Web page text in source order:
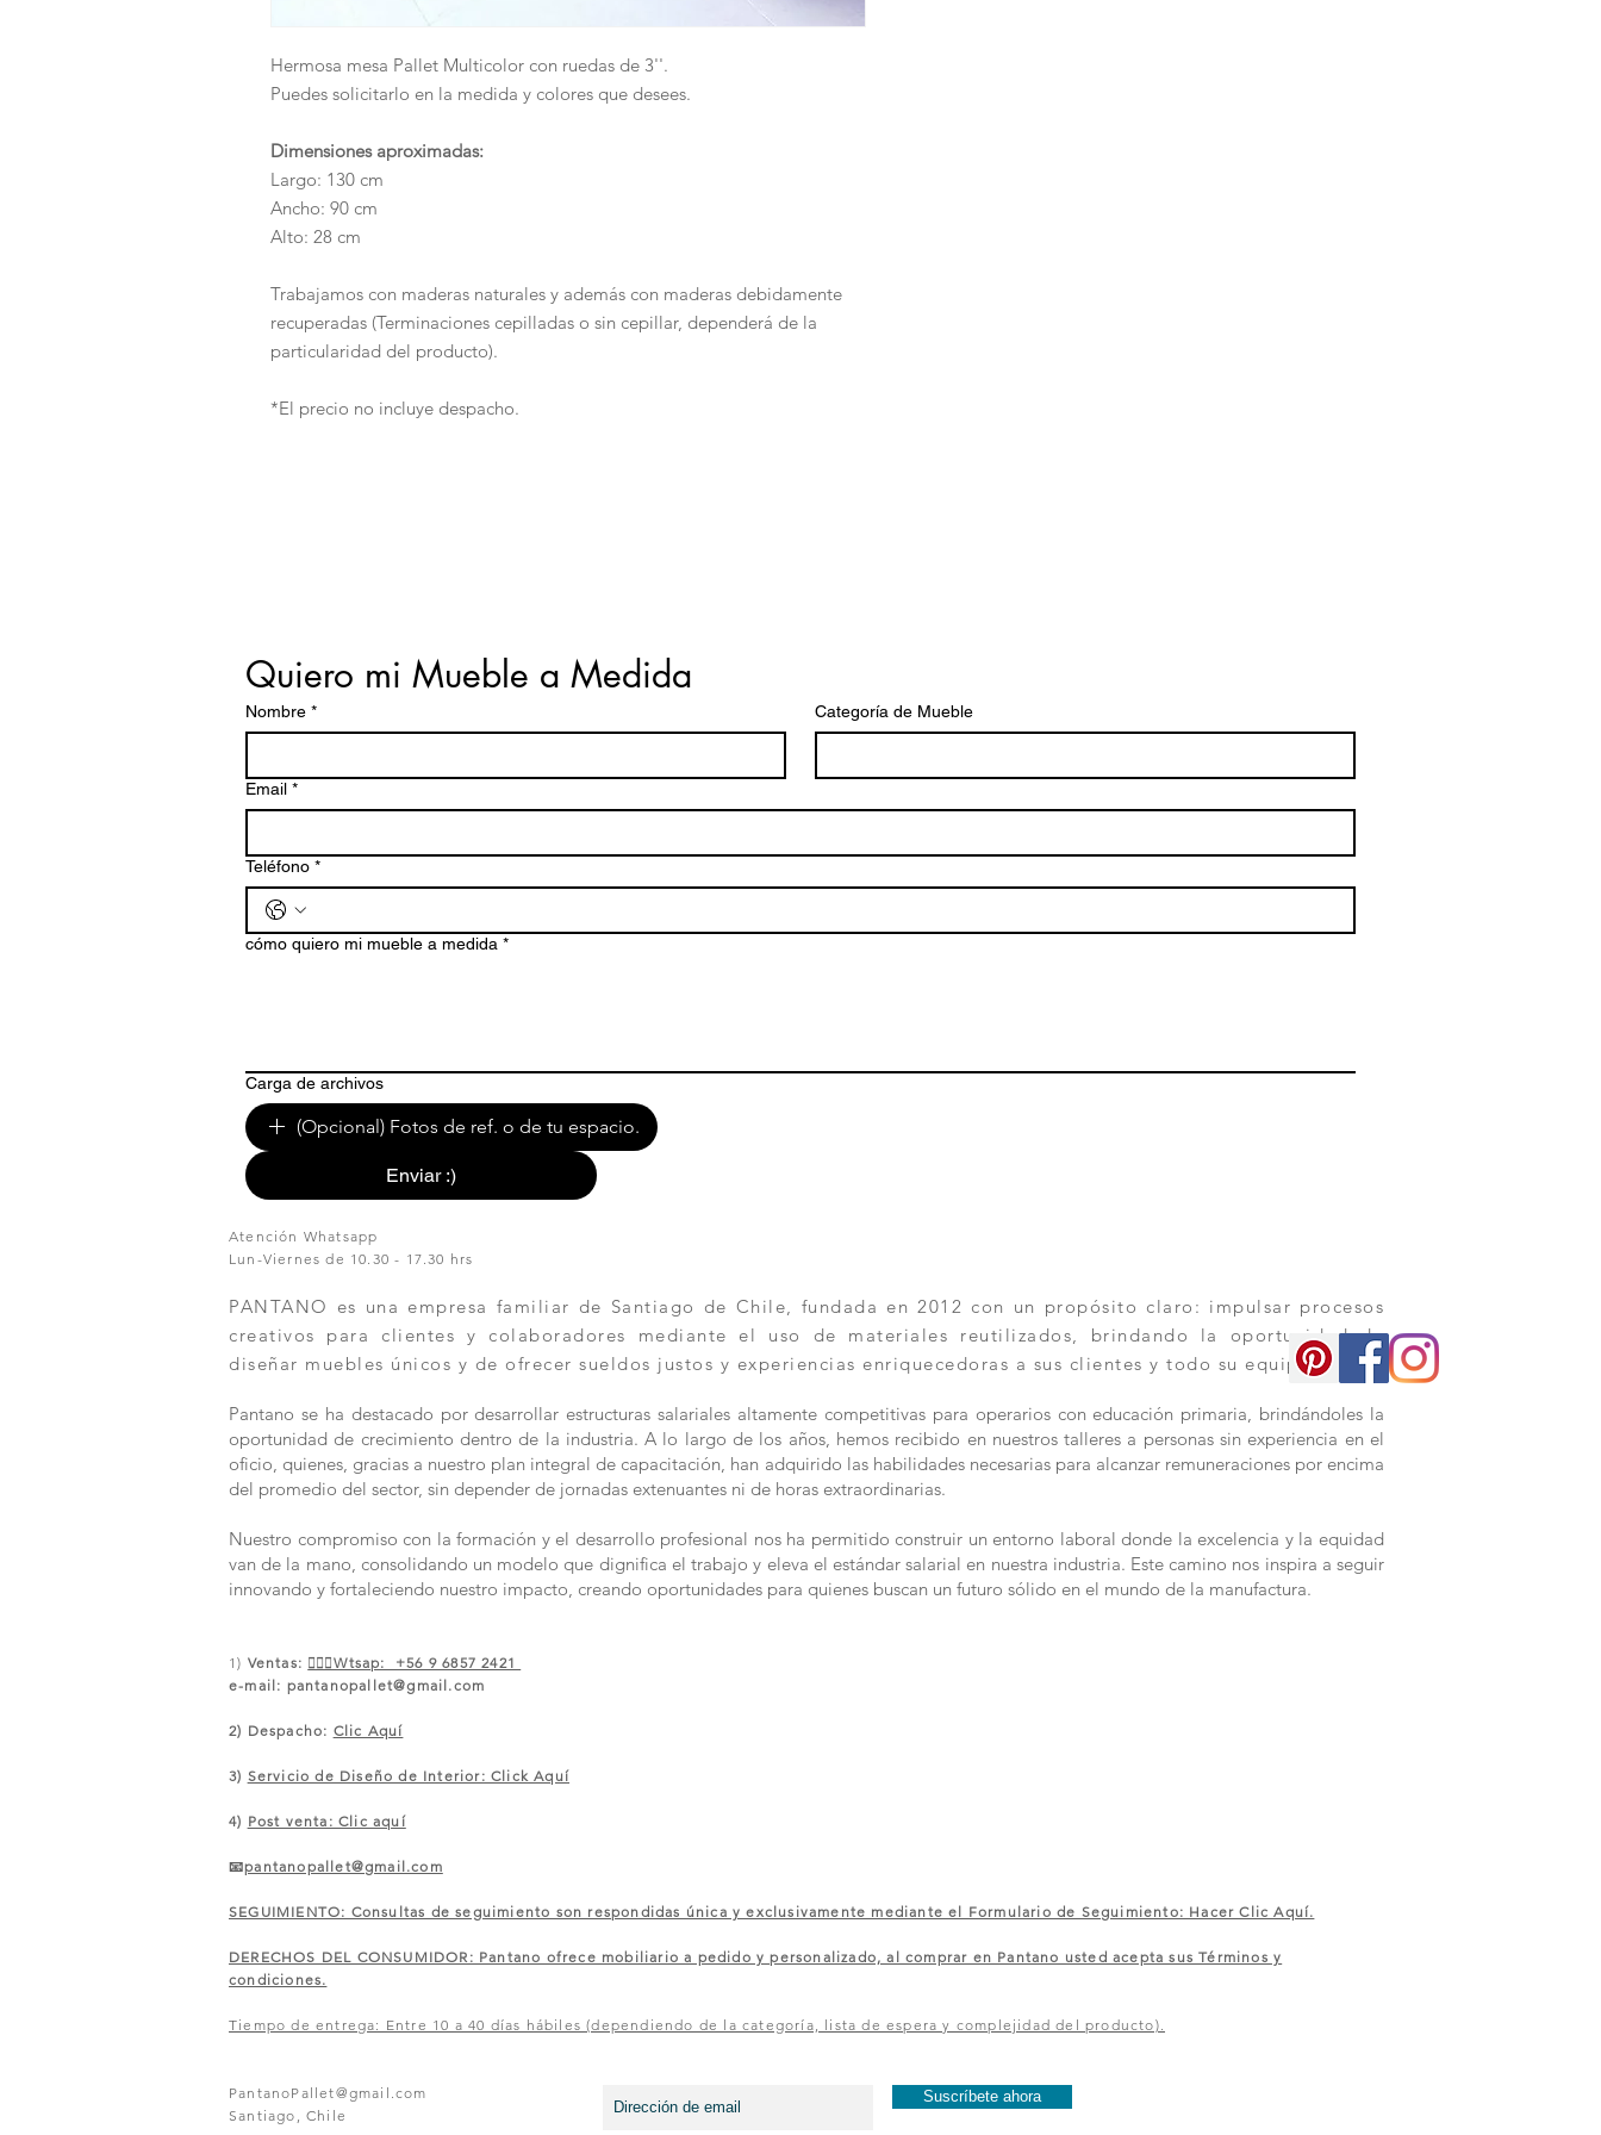
Hermosa mesa Pallet Multicolor con ruedas de 3''.
Puedes solicitarlo en la medida y colores que desees.
Dimensiones aproximadas:
Largo: 130 cm
Ancho: 90 cm
Alto: 28 cm
Trabajamos con maderas naturales y además con maderas debidamente
recuperadas (Terminaciones cepilladas o sin cepillar, dependerá de la
particularidad del producto).
*El precio no incluye despacho.
Quiero mi Mueble a Medida
Nombre * Categoría de Mueble
Email *
Teléfono *
cómo quiero mi mueble a medida *
Carga de archivos
(Opcional) Fotos de ref. o de tu espacio.
Enviar :)
Atención Whatsapp
Lun-Viernes de 10.30 - 17.30 hrs
PANTANO es una empresa familiar de Santiago de Chile, fundada en 2012 con un propósito claro: impulsar procesos
creativos para clientes y colaboradores mediante el uso de materiales reutilizados, brindando la oportunidad de
diseñar muebles únicos y de ofrecer sueldos justos y experiencias enriquecedoras a sus clientes y todo su equipo.
Pantano se ha destacado por desarrollar estructuras salariales altamente competitivas para operarios con educación primaria, brindándoles la
oportunidad de crecimiento dentro de la industria. A lo largo de los años, hemos recibido en nuestros talleres a personas sin experiencia en el
oficio, quienes, gracias a nuestro plan integral de capacitación, han adquirido las habilidades necesarias para alcanzar remuneraciones por encima
del promedio del sector, sin depender de jornadas extenuantes ni de horas extraordinarias.
Nuestro compromiso con la formación y el desarrollo profesional nos ha permitido construir un entorno laboral donde la excelencia y la equidad
van de la mano, consolidando un modelo que dignifica el trabajo y eleva el estándar salarial en nuestra industria. Este camino nos inspira a seguir
innovando y fortaleciendo nuestro impacto, creando oportunidades para quienes buscan un futuro sólido en el mundo de la manufactura.
1) Ventas: 🙋🏼‍♀️Wtsap: +56 9 6857 2421
e-mail: pantanopallet@gmail.com
2) Despacho: Clic Aquí
3) Servicio de Diseño de Interior: Click Aquí
4) Post venta: Clic aquí
📧pantanopallet@gmail.com
SEGUIMIENTO: Consultas de seguimiento son respondidas única y exclusivamente mediante el Formulario de Seguimiento: Hacer Clic Aquí.
​DERECHOS DEL CONSUMIDOR: Pantano ofrece mobiliario a pedido y personalizado, al comprar en Pantano usted acepta sus Términos y
condiciones.
Tiempo de entrega: Entre 10 a 40 días hábiles (dependiendo de la categoría, lista de espera y complejidad del producto).
PantanoPallet@gmail.com
Santiago, Chile
Suscríbete ahora